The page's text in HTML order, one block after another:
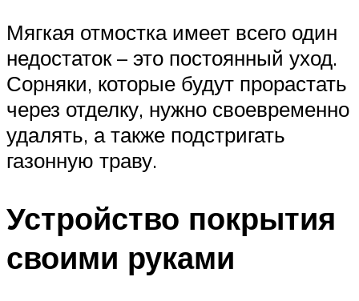
Мягкая отмостка имеет всего один
недостаток – это постоянный уход.
Сорняки, которые будут прорастать
через отделку, нужно своевременно
удалять, а также подстригать
газонную траву.
Устройство покрытия
своими руками